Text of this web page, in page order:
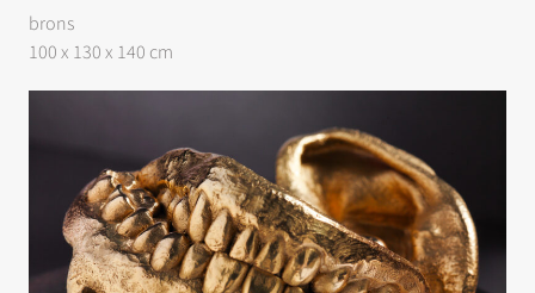
brons
100 x 130 x 140 cm